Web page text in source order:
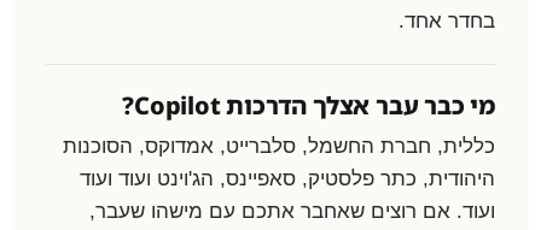
בחדר אחד.
מי כבר עבר אצלך הדרכות Copilot?
כללית, חברת החשמל, סלברייט, אמדוקס, הסוכנות
היהודית, כתר פלסטיק, סאפיינס, הג'וינט ועוד ועוד
ועוד. אם רוצים שאחבר אתכם עם מישהו שעבר,